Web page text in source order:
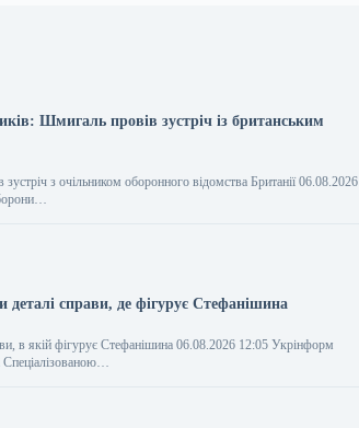
Шмигаль провів зустріч із британським
з очільником оборонного відомства Британії 06.08.2026
справи, де фігурує Стефанішина
в якій фігурує Стефанішина 06.08.2026 12:05 Укрінформ
Спеціалізованою…